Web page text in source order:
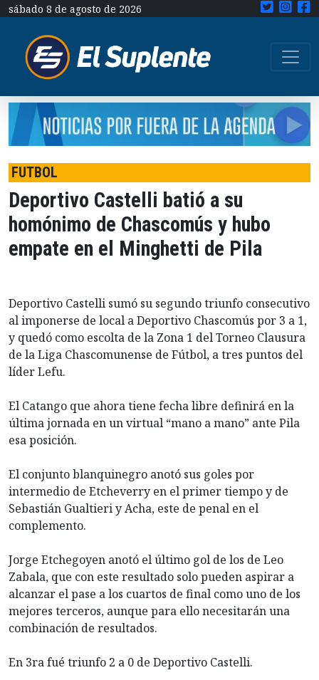
sábado 8 de agosto de 2026
FUTBOL
Deportivo Castelli batió a su
homónimo de Chascomús y hubo
empate en el Minghetti de Pila
Deportivo Castelli sumó su segundo triunfo consecutivo
al imponerse de local a Deportivo Chascomús por 3 a 1,
y quedó como escolta de la Zona 1 del Torneo Clausura
de la Liga Chascomunense de Fútbol, a tres puntos del
líder Lefu.
El Catango que ahora tiene fecha libre definirá en la
última jornada en un virtual “mano a mano” ante Pila
esa posición.
El conjunto blanquinegro anotó sus goles por
intermedio de Etcheverry en el primer tiempo y de
Sebastián Gualtieri y Acha, este de penal en el
complemento.
Jorge Etchegoyen anotó el último gol de los de Leo
Zabala, que con este resultado solo pueden aspirar a
alcanzar el pase a los cuartos de final como uno de los
mejores terceros, aunque para ello necesitarán una
combinación de resultados.
En 3ra fué triunfo 2 a 0 de Deportivo Castelli.